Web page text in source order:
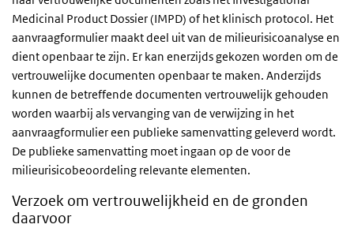
Medicinal Product Dossier (IMPD) of het klinisch protocol. Het
aanvraagformulier maakt deel uit van de milieurisicoanalyse en
dient openbaar te zijn. Er kan enerzijds gekozen worden om de
vertrouwelijke documenten openbaar te maken. Anderzijds
kunnen de betreffende documenten vertrouwelijk gehouden
worden waarbij als vervanging van de verwijzing in het
aanvraagformulier een publieke samenvatting geleverd wordt.
De publieke samenvatting moet ingaan op de voor de
milieurisicobeoordeling relevante elementen.
Verzoek om vertrouwelijkheid en de gronden
daarvoor